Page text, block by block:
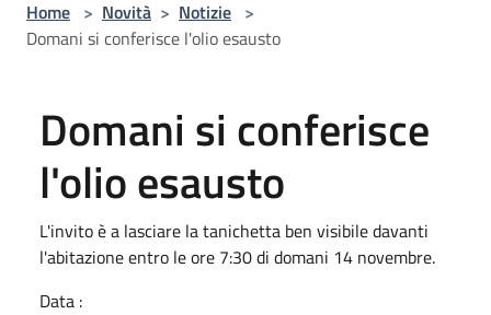
Home > Novità > Notizie >
Domani si conferisce l'olio esausto
Domani si conferisce
l'olio esausto
L'invito è a lasciare la tanichetta ben visibile davanti
l'abitazione entro le ore 7:30 di domani 14 novembre.
Data :